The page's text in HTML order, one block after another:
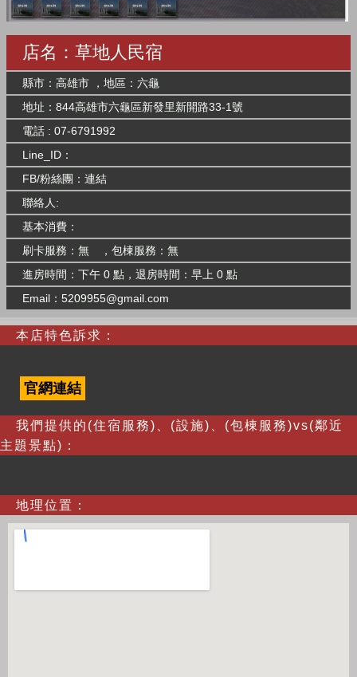
店名：草地人民宿
縣市：高雄市 ，地區：六龜
地址：844高雄市六龜區新發里新開路33-1號
電話 : 07-6791992
Line_ID：
FB/粉絲團： 連結
聯絡人:
基本消費：
刷卡服務：無 ，包棟服務：無
進房時間：下午 0 點，退房時間：早上 0 點
Email： 5209955@gmail.com
本店特色訴求：
官網連結
我們提供的(住宿服務)、(設施)、(包棟服務)vs(鄰近
主題景點)：
地理位置：